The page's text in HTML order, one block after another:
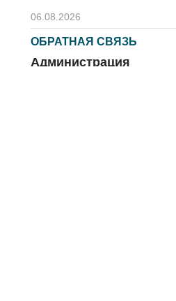
06.08.2026
ОБРАТНАЯ СВЯЗЬ
Администрация